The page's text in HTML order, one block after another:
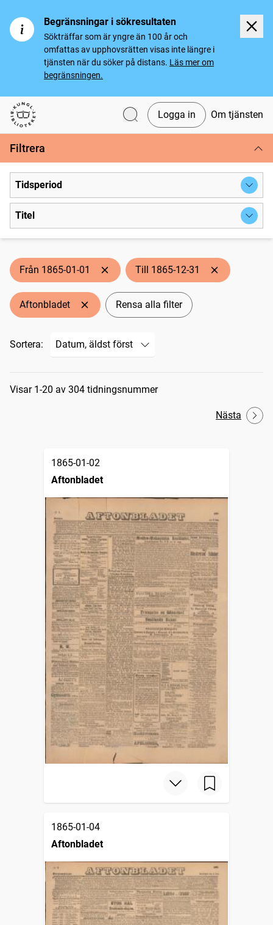
Begränsningar i sökresultaten
Sökträffar som är yngre än 100 år och
omfattas av upphovsrätten visas inte längre i
tjänsten när du söker på distans. Läs mer om
begränsningen.
Svenska tidningar
Logga in Om tjänsten
Filtrera
Tidsperiod
Titel
Från 1865-01-01 Till 1865-12-31
Aftonbladet Rensa alla filter
Sortera:
Sökresultat
Visar 1-20 av 304 tidningsnummer
Nästa
1865-01-02
Aftonbladet
1865-01-04
Aftonbladet